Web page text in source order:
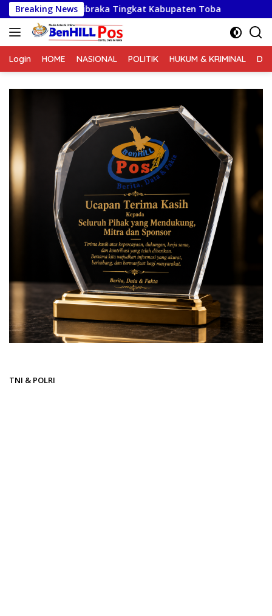
Langsung
ke
konten
Breaking NewsTingkat Kabupaten Toba Babinsa Jalin
Login HOME NASIONAL POLITIK HUKUM & KRIMINAL
TNI & POLRI